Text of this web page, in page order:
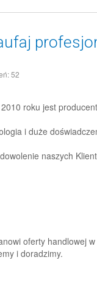
52
roku jest
i duże
naszych
oferty handlowej
i doradzimy.